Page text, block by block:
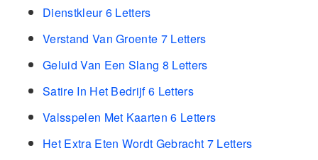
Dienstkleur 6 Letters
Verstand Van Groente 7 Letters
Geluid Van Een Slang 8 Letters
Satire In Het Bedrijf 6 Letters
Valsspelen Met Kaarten 6 Letters
Het Extra Eten Wordt Gebracht 7 Letters